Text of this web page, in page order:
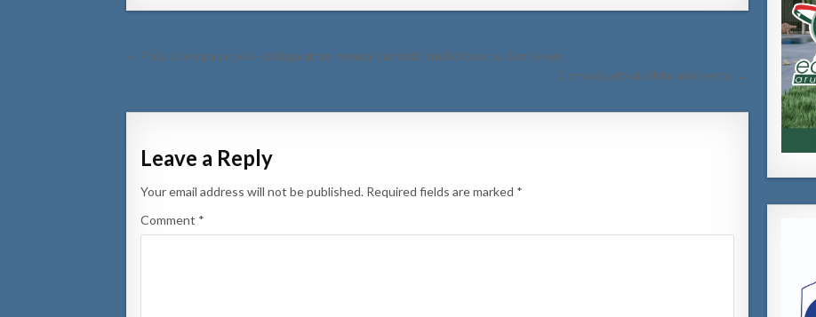
Post
← Polis a bay pa un pick-up laga atras memey caminda smal di tera na San Fuego
Comunicado di ultimo momento →
Leave a Reply
Your email address will not be published. Required fields are marked *
Comment *